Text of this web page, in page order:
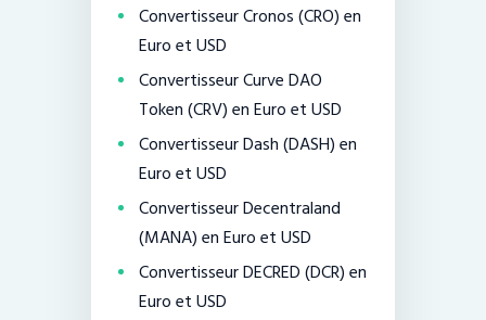
Convertisseur Cronos (CRO) en
Euro et USD
Convertisseur Curve DAO
Token (CRV) en Euro et USD
Convertisseur Dash (DASH) en
Euro et USD
Convertisseur Decentraland
(MANA) en Euro et USD
Convertisseur DECRED (DCR) en
Euro et USD